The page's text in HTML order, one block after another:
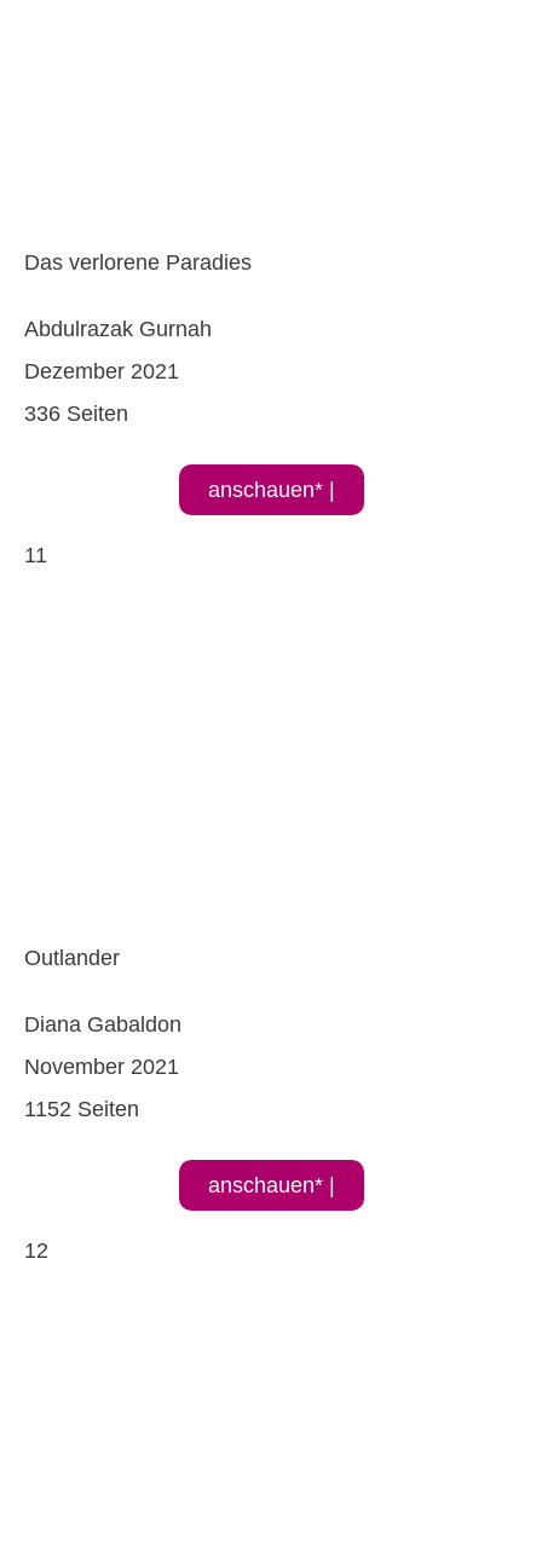
Das verlorene Paradies
Abdulrazak Gurnah
Dezember 2021
336 Seiten
anschauen* |
11
Outlander
Diana Gabaldon
November 2021
1152 Seiten
anschauen* |
12